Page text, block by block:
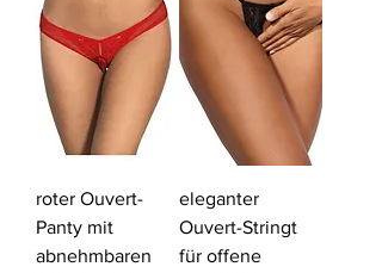
roter Ouvert-
Panty mit
abnehmbaren
eleganter
Ouvert-Stringt
für offene